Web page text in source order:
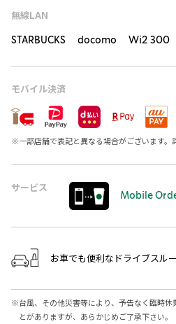
無線LAN
STARBUCKS docomo Wi2 300
モバイル決済
※一部店舗で表記と異なる場合がございます。
サービス
Mobile
お車でも便利なドライブスルー
※台風、その他災害等により、予告なく臨時
とがありますが、あらかじめご了承下さい。